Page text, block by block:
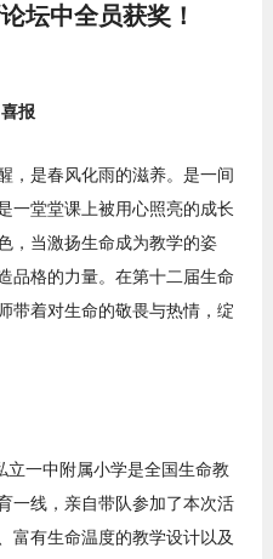
坛中全员获奖！
喜报
，是春风化雨的滋养。是一间
一堂堂课上被用心照亮的成长
，当激扬生命成为教学的姿
品格的力量。在第十二届生命
带着对生命的敬畏与热情，绽
立一中附属小学是全国生命教
一线，亲自带队参加了本次活
富有生命温度的教学设计以及